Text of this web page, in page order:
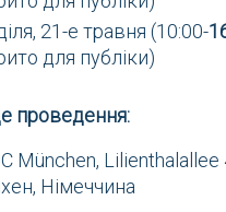
21-е травня (10:00-
для публіки)
проведення:
München, Lilienthalallee
Німеччина